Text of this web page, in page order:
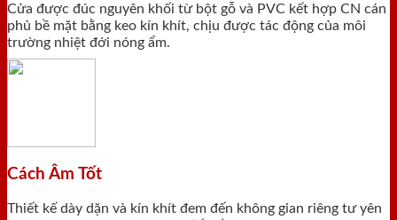
Cửa được đúc nguyên khối từ bột gỗ và PVC kết hợp CN cán
phủ bề mặt bằng keo kín khít, chịu được tác động của môi
trường nhiệt đới nóng ẩm.
Cách Âm Tốt
Thiết kế dày dặn và kín khít đem đến không gian riêng tư yên